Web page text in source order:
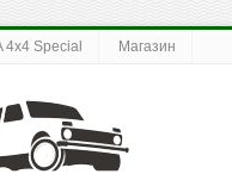
4x4 Special Магазин